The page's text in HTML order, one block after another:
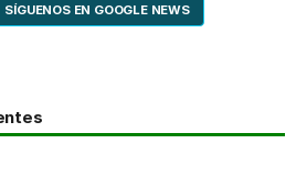
SÍGUENOS EN GOOGLE NEWS